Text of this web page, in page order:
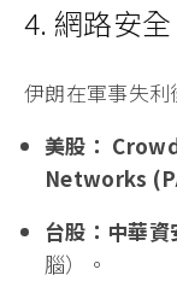
4. 網路安
伊朗在軍事失利
美股：
Networks
台股： 中華資
腦）。